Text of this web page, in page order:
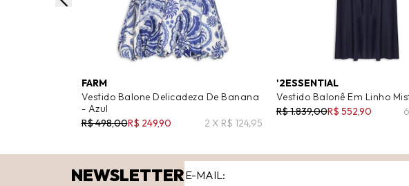
FARM
Vestido Balone Delicadeza De Banana
- Azul
R$ 498,00R$ 249,90 2 X R$ 124,95
'2ESSENTIAL
Vestido Balonê Em Linho
R$ 1.839,00R$ 552,90
NEWSLETTER